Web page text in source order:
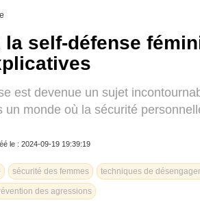
la self-défense
est devenue un sujet
un monde où la sécurité
le : 2024-09-19 19:39:19
sécurité des femmes techniques de
des agressions